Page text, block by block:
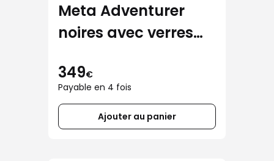
Meta Adventurer
noires avec verres
349€
Payable en 4 fois
Ajouter au panier